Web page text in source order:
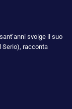
svolge il suo
Serio), racconta